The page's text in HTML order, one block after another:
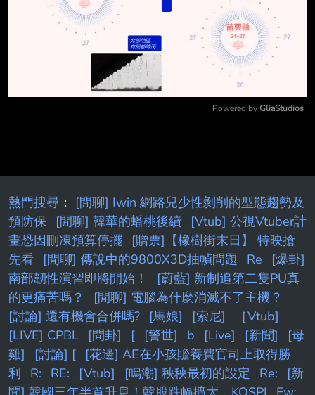
Powered by GliaStudios
熱門搜尋 ： [閒聊] Iwin 網路兒少性剝削的型態趨勢及
預防保
[閒聊] 韓華的蟠桃後續
[Vtub] 公視Vtuber計
畫恐因刪凍預算停擺
[贈票]【橡樹街末日】 特映搶
先看
[閒聊] 傳說中的9800X3D抽幀問題 Re
[爆卦]
南部韌性演習即將開始！
[蔚藍] 新制追第二隻PU真
的更痛苦嗎？
[閒聊] 電腦為什麼消滅不了主機？
[討論] 還有機會合併嗎?
[馬娘] [索尼]
［Vtub]
[LIVE] CPBL
[問卦] [ [警世] b [Live] [新聞]
[母
雞]
[討論] [
[花邊] AE在小孩贍養費官司上取得勝
利
R: RE: [Vtub] [鳴潮] 秧秧最初的設定 Re:
[新